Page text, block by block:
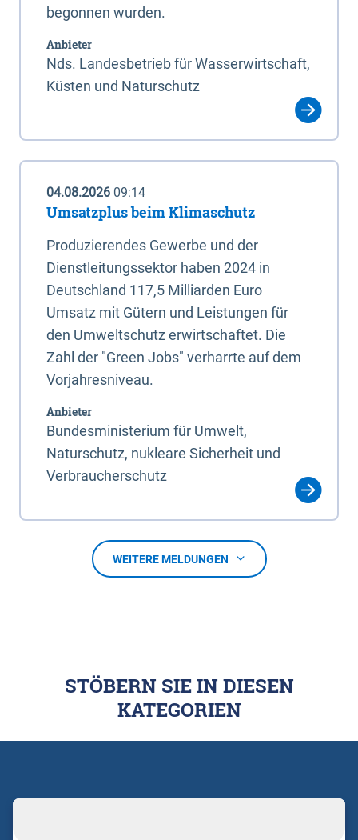
begonnen wurden.
Anbieter
Nds. Landesbetrieb für Wasserwirtschaft,
Küsten und Naturschutz
04.08.2026 09:14
Umsatzplus beim Klimaschutz
Produzierendes Gewerbe und der
Dienstleitungssektor haben 2024 in
Deutschland 117,5 Milliarden Euro
Umsatz mit Gütern und Leistungen für
den Umweltschutz erwirtschaftet. Die
Zahl der "Green Jobs" verharrte auf dem
Vorjahresniveau.
Anbieter
Bundesministerium für Umwelt,
Naturschutz, nukleare Sicherheit und
Verbraucherschutz
WEITERE MELDUNGEN
STÖBERN SIE IN DIESEN
KATEGORIEN